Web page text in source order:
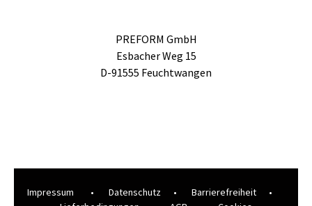
PREFORM GmbH
Esbacher Weg 15
D-91555 Feuchtwangen
Impressum • Datenschutz • Barrierefreiheit •